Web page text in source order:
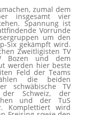
zumal dem
insgesamt vier
Spannung ist
Vorrunde
um den
Six gekämpft wird.
Zweitligisten TV
Bozen und dem
werden hier beste
Feld der Teams
die beiden
schwäbische TV
Schweiz, der
und der TuS
Komplettiert wird